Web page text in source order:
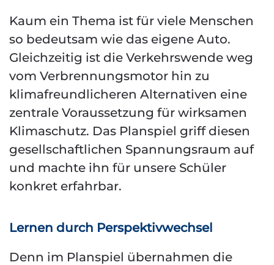
Kaum ein Thema ist für viele Menschen
so bedeutsam wie das eigene Auto.
Gleichzeitig ist die Verkehrswende weg
vom Verbrennungsmotor hin zu
klimafreundlicheren Alternativen eine
zentrale Voraussetzung für wirksamen
Klimaschutz. Das Planspiel griff diesen
gesellschaftlichen Spannungsraum auf
und machte ihn für unsere Schüler
konkret erfahrbar.
Lernen durch Perspektivwechsel
Denn im Planspiel übernahmen die